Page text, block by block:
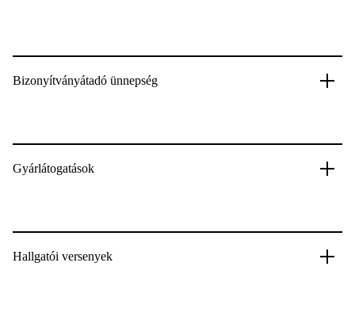
Bizonyítványátadó ünnepség
Gyárlátogatások
Hallgatói versenyek